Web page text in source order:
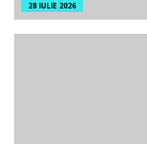
28 IULIE 2026